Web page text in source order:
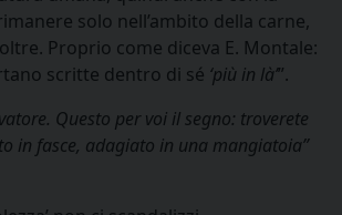
solo nell’ambito della carne,
Proprio come diceva E. Montale:
scritte dentro di sé ‘più in là’”.
Questo per voi il segno: troverete
in fasce, adagiato in una mangiatoia”